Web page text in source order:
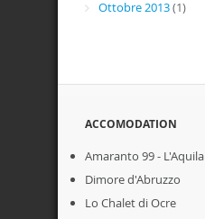
Ottobre 2013(1)
ACCOMODATION
Amaranto 99 - L'Aquila
Dimore d'Abruzzo
Lo Chalet di Ocre